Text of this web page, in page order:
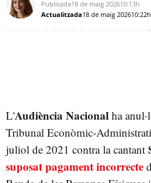
Publicada18 de maig 202610:13h
Actualitzada18 de maig 202610:22h
L'Audiència Nacional ha
Tribunal Econòmic-
juliol de 2021 contra la cantant
suposat pagament incorrecte